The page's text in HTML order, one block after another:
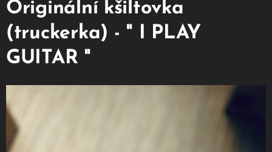
Originální kšiltovka
(truckerka) - " I PLAY
GUITAR "